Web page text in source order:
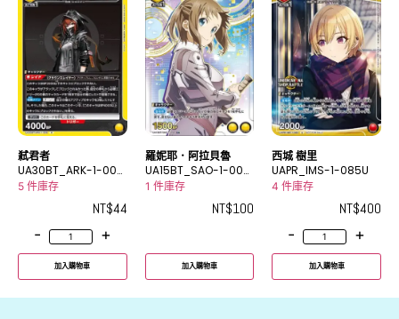
弒君者
UA30BT_ARK-1-006
R
5 件庫存
NT$44
-
+
加入購物車
羅妮耶．阿拉貝魯
UA15BT_SAO-1-006
_2U★
1 件庫存
NT$100
加入購物車
西城 樹里
UAPR_IMS-1-085U
4 件庫存
NT$400
-
+
加入購物車